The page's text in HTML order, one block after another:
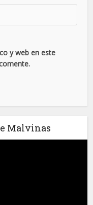
y web en este
Malvinas